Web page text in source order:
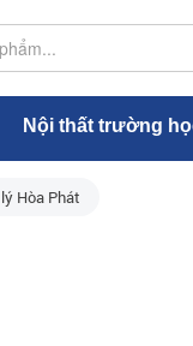
Nội thất trường
Hòa Phát